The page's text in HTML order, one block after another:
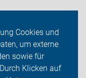
Cookies und
um externe
sowie für
Klicken auf